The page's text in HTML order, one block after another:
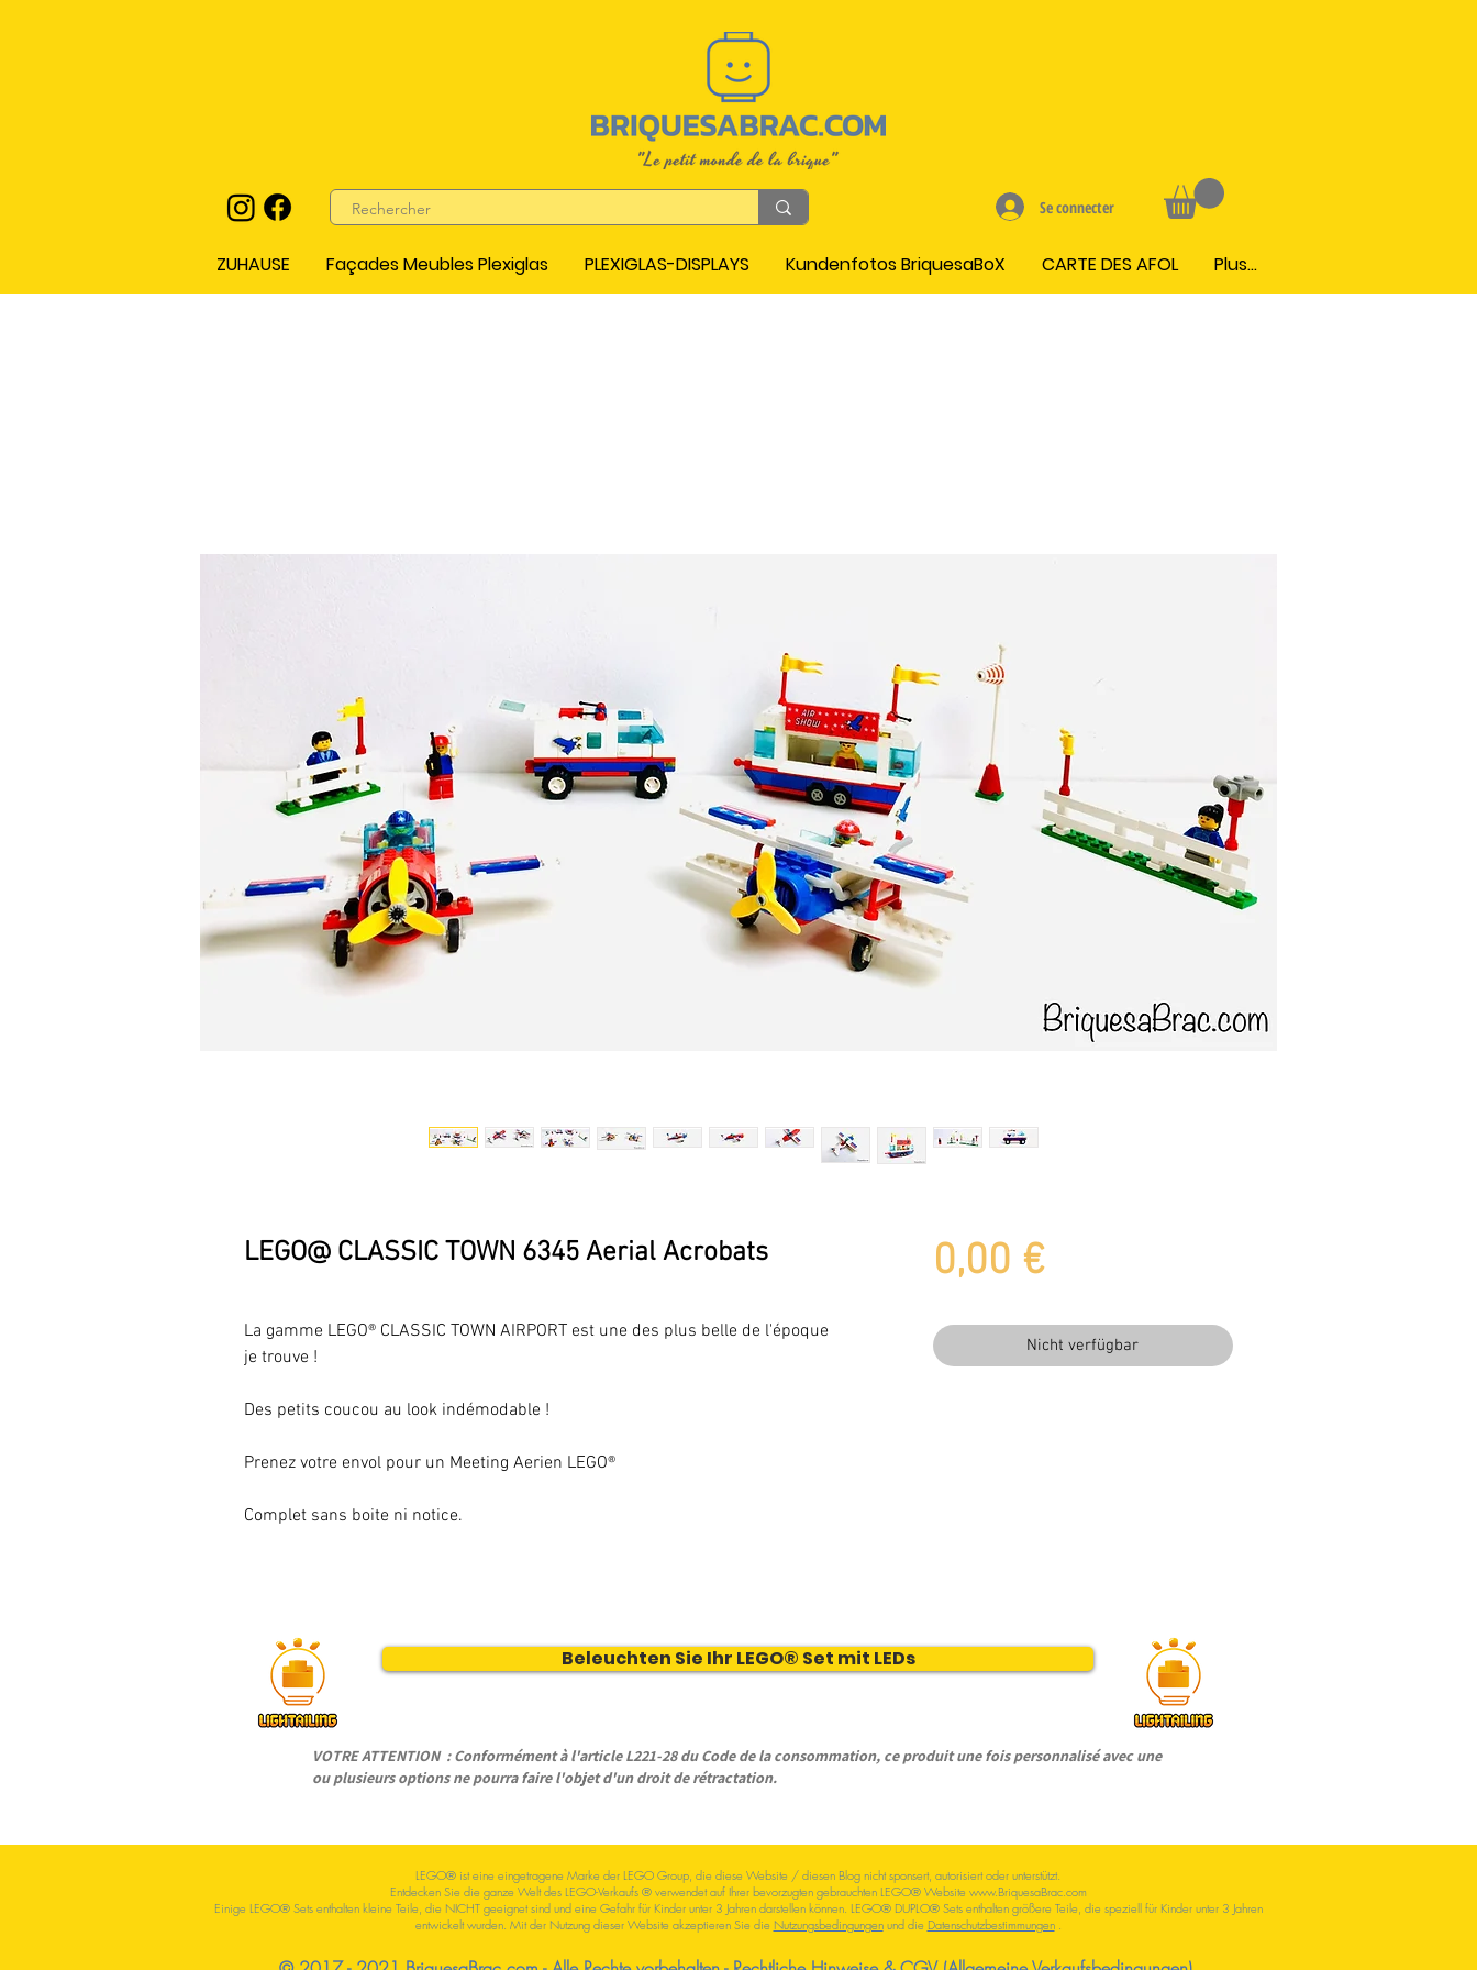
Se connecter
ZUHAUSE Façades Meubles Plexiglas PLEXIGLAS-DISPLAYS Kundenfotos BriquesaBoX CARTE DES AFOL Plus...
LEGO@ CLASSIC TOWN 6345 Aerial Acrobats
La gamme LEGO® CLASSIC TOWN AIRPORT est une des plus belle de l'époque
je trouve !
Des petits coucou au look indémodable !
Prenez votre envol pour un Meeting Aerien LEGO®
Complet sans boite ni notice.
0,00 €Preis
Nicht verfügbar
Beleuchten Sie Ihr LEGO® Set mit LEDs
VOTRE ATTENTION : Conformément à l'article L221-28 du Code de la consommation, ce produit une fois personnalisé avec une
ou plusieurs options ne pourra faire l'objet d'un droit de rétractation.
LEGO® ist eine eingetragene Marke der LEGO Group, die diese Website / diesen Blog nicht sponsert, autorisiert oder unterstützt.
Entdecken Sie die ganze Welt des LEGO-Verkaufs ® verwendet auf Ihrer bevorzugten gebrauchten LEGO® Website www.BriquesaBrac.com
Einige LEGO® Sets enthalten kleine Teile, die NICHT geeignet sind und eine Gefahr für Kinder unter 3 Jahren darstellen können. LEGO® DUPLO® Sets enthalten größere Teile, die speziell für Kinder unter 3 Jahren
entwickelt wurden. Mit der Nutzung dieser Website akzeptieren Sie die Nutzungsbedingungenund die Datenschutzbestimmungen.